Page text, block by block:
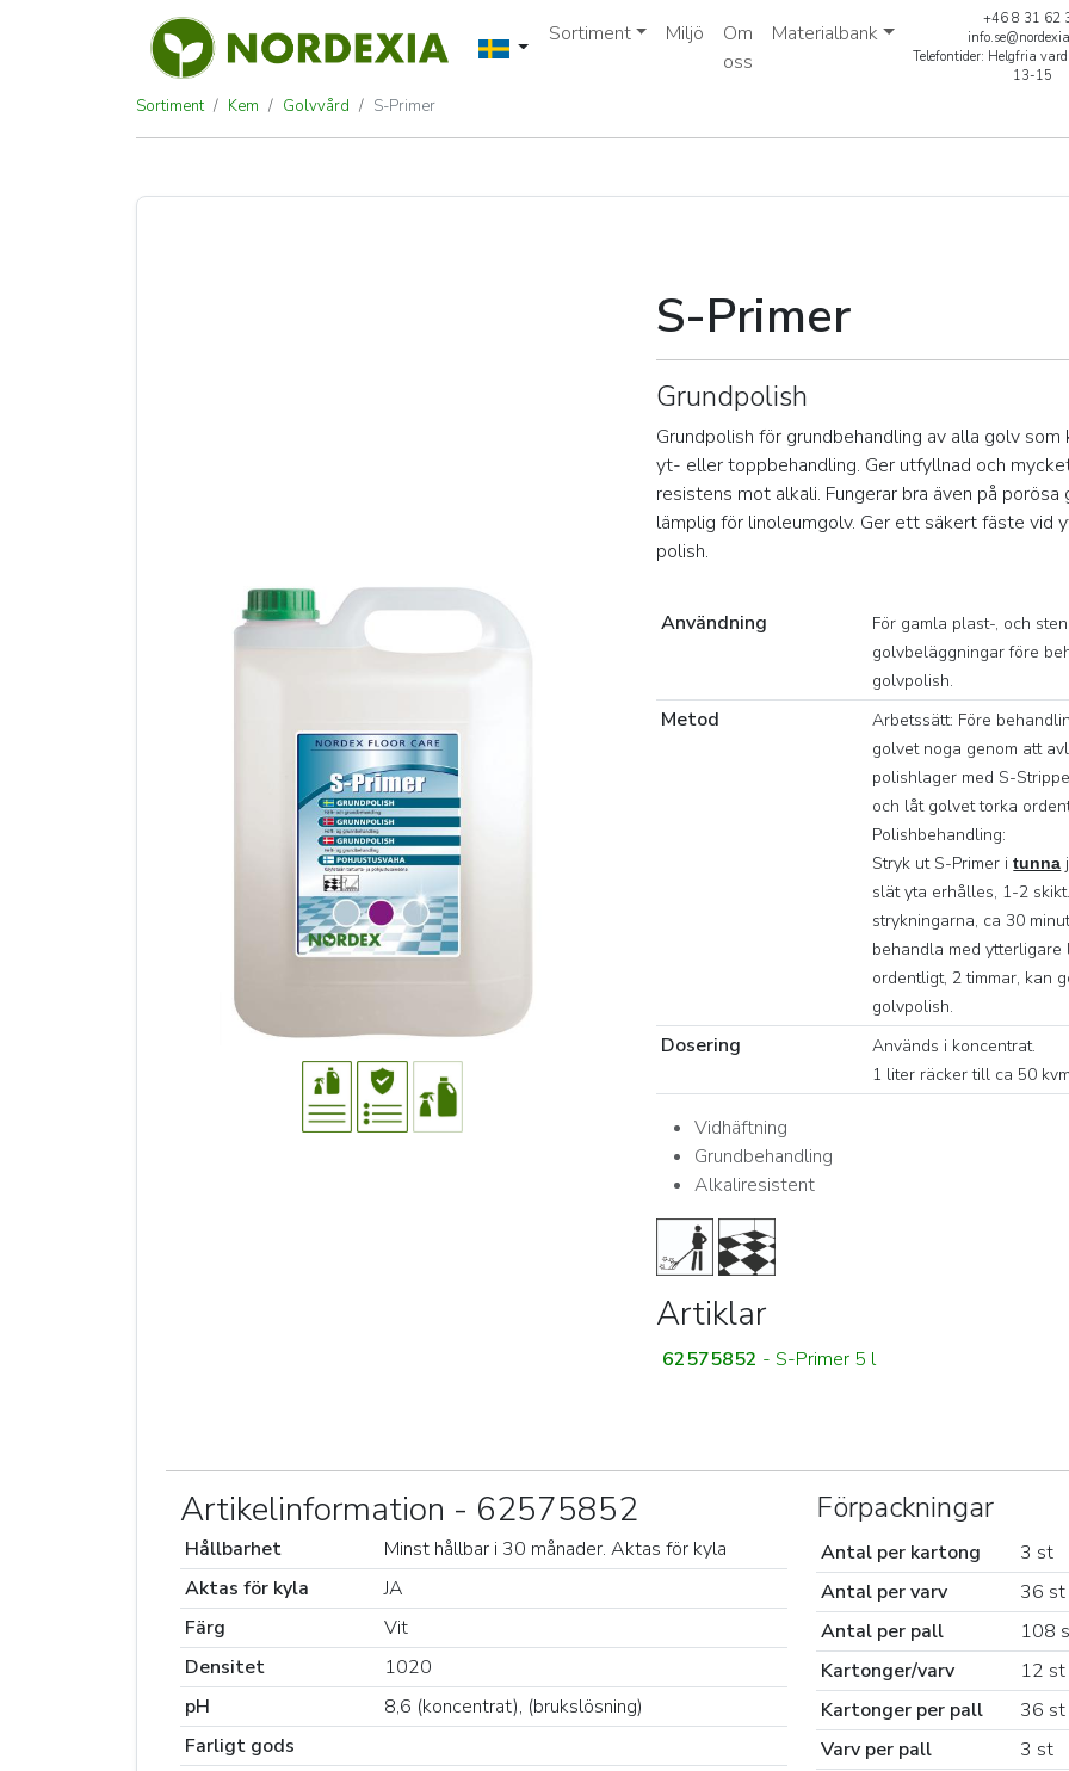
Sortiment Miljö
Om
oss
Materialbank
+46 8 31 62
Telefontider: Helgfria
13-15
Sortiment Kem Golvvård S-Primer
S-Primer
S-Primer
Grundpolish
Grundpolish för grundbehandling av alla golv
yt- eller toppbehandling. Ger utfyllnad och
resistens mot alkali. Fungerar bra även på
lämplig för linoleumgolv. Ger ett säkert fäste vid
polish.
Användning
För gamla plast-, och
golvbeläggningar före
golvpolish.
Metod
Arbetssätt: Före
golvet noga genom att
polishlager med S-
och låt golvet torka
Polishbehandling:
Stryk ut S-Primer itunna
slät yta erhålles, 1-2
strykningarna, ca 30
behandla med
ordentligt, 2 timmar, kan
golvpolish.
Dosering
Används i koncentrat.
1 liter räcker till ca 50
Vidhäftning
Grundbehandling
Alkaliresistent
Artiklar
62575852 - S-Primer 5 l
Artikelinformation - 62575852
Hållbarhet
Minst hållbar i 30 månader. Aktas för kyla
Aktas för kyla
JA
Färg
Vit
Densitet
1020
pH
8,6 (koncentrat), (brukslösning)
Farligt gods
Förpackningar
Antal per kartong
3 st
Antal per varv
36 st
Antal per pall
108
Kartonger/varv
12 st
Kartonger per pall
36 st
Varv per pall
3 st